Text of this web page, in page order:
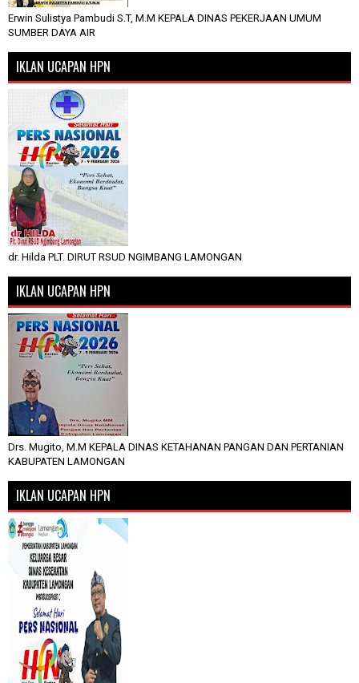
Erwin Sulistya Pambudi S.T, M.M KEPALA DINAS PEKERJAAN UMUM
SUMBER DAYA AIR
IKLAN UCAPAN HPN
dr. Hilda PLT. DIRUT RSUD NGIMBANG LAMONGAN
IKLAN UCAPAN HPN
Drs. Mugito, M.M KEPALA DINAS KETAHANAN PANGAN DAN PERTANIAN
KABUPATEN LAMONGAN
IKLAN UCAPAN HPN